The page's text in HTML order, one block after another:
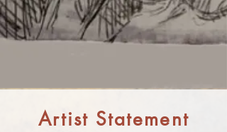
Artist Statement